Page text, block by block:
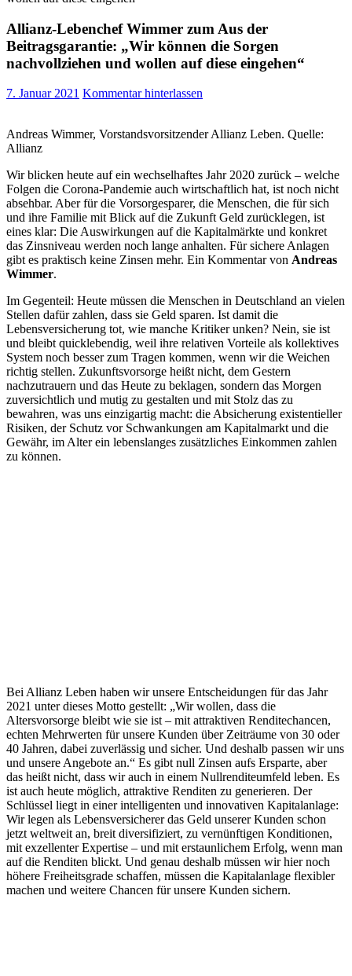
Allianz-Lebenchef Wimmer zum Aus der
Beitragsgarantie: „Wir können die Sorgen
nachvollziehen und wollen auf diese eingehen“
7. Januar 2021 Kommentar hinterlassen
Andreas Wimmer, Vorstandsvorsitzender Allianz Leben. Quelle:
Allianz
Wir blicken heute auf ein wechselhaftes Jahr 2020 zurück – welche
Folgen die Corona-Pandemie auch wirtschaftlich hat, ist noch nicht
absehbar. Aber für die Vorsorgesparer, die Menschen, die für sich
und ihre Familie mit Blick auf die Zukunft Geld zurücklegen, ist
eines klar: Die Auswirkungen auf die Kapitalmärkte und konkret
das Zinsniveau werden noch lange anhalten. Für sichere Anlagen
gibt es praktisch keine Zinsen mehr. Ein Kommentar von Andreas
Wimmer.
Im Gegenteil: Heute müssen die Menschen in Deutschland an vielen
Stellen dafür zahlen, dass sie Geld sparen. Ist damit die
Lebensversicherung tot, wie manche Kritiker unken? Nein, sie ist
und bleibt quicklebendig, weil ihre relativen Vorteile als kollektives
System noch besser zum Tragen kommen, wenn wir die Weichen
richtig stellen. Zukunftsvorsorge heißt nicht, dem Gestern
nachzutrauern und das Heute zu beklagen, sondern das Morgen
zuversichtlich und mutig zu gestalten und mit Stolz das zu
bewahren, was uns einzigartig macht: die Absicherung existentieller
Risiken, der Schutz vor Schwankungen am Kapitalmarkt und die
Gewähr, im Alter ein lebenslanges zusätzliches Einkommen zahlen
zu können.
Bei Allianz Leben haben wir unsere Entscheidungen für das Jahr
2021 unter dieses Motto gestellt: „Wir wollen, dass die
Altersvorsorge bleibt wie sie ist – mit attraktiven Renditechancen,
echten Mehrwerten für unsere Kunden über Zeiträume von 30 oder
40 Jahren, dabei zuverlässig und sicher. Und deshalb passen wir uns
und unsere Angebote an.“ Es gibt null Zinsen aufs Ersparte, aber
das heißt nicht, dass wir auch in einem Nullrenditeumfeld leben. Es
ist auch heute möglich, attraktive Renditen zu generieren. Der
Schlüssel liegt in einer intelligenten und innovativen Kapitalanlage:
Wir legen als Lebensversicherer das Geld unserer Kunden schon
jetzt weltweit an, breit diversifiziert, zu vernünftigen Konditionen,
mit exzellenter Expertise – und mit erstaunlichem Erfolg, wenn man
auf die Renditen blickt. Und genau deshalb müssen wir hier noch
höhere Freiheitsgrade schaffen, müssen die Kapitalanlage flexibler
machen und weitere Chancen für unsere Kunden sichern.